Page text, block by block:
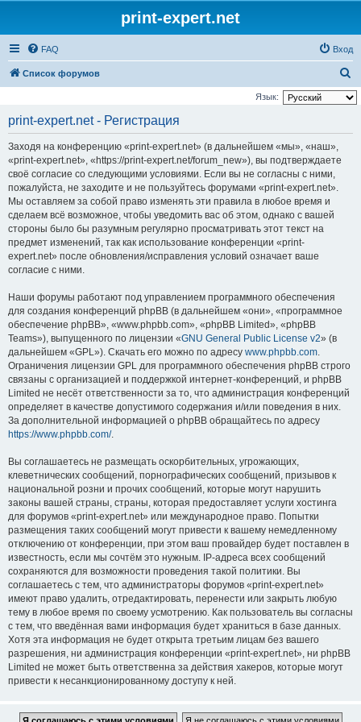
print-expert.net
FAQ Вход
Список форумов
о
Язык:
print-expert.net - Регистрация
Заходя на конференцию «print-expert.net» (в дальнейшем «мы», «наш»,
«print-expert.net», «https://print-expert.net/forum_new»), вы подтверждаете
своё согласие со следующими условиями. Если вы не согласны с ними,
пожалуйста, не заходите и не пользуйтесь форумами «print-expert.net».
Мы оставляем за собой право изменять эти правила в любое время и
сделаем всё возможное, чтобы уведомить вас об этом, однако с вашей
стороны было бы разумным регулярно просматривать этот текст на
предмет изменений, так как использование конференции «print-
expert.net» после обновления/исправления условий означает ваше
согласие с ними.
Наши форумы работают под управлением программного обеспечения
для создания конференций phpBB (в дальнейшем «они», «программное
обеспечение phpBB», «www.phpbb.com», «phpBB Limited», «phpBB
Teams»), выпущенного по лицензии «GNU General Public License v2» (в
дальнейшем «GPL»). Скачать его можно по адресу www.phpbb.com.
Ограничения лицензии GPL для программного обеспечения phpBB строго
связаны с организацией и поддержкой интернет-конференций, и phpBB
Limited не несёт ответственности за то, что администрация конференций
определяет в качестве допустимого содержания и/или поведения в них.
За дополнительной информацией о phpBB обращайтесь по адресу
https://www.phpbb.com/.
Вы соглашаетесь не размещать оскорбительных, угрожающих,
клеветнических сообщений, порнографических сообщений, призывов к
национальной розни и прочих сообщений, которые могут нарушить
законы вашей страны, страны, которая предоставляет услуги хостинга
для форумов «print-expert.net» или международное право. Попытки
размещения таких сообщений могут привести к вашему немедленному
отключению от конференции, при этом ваш провайдер будет поставлен в
известность, если мы сочтём это нужным. IP-адреса всех сообщений
сохраняются для возможности проведения такой политики. Вы
соглашаетесь с тем, что администраторы форумов «print-expert.net»
имеют право удалить, отредактировать, перенести или закрыть любую
тему в любое время по своему усмотрению. Как пользователь вы согласны
с тем, что введённая вами информация будет храниться в базе данных.
Хотя эта информация не будет открыта третьим лицам без вашего
разрешения, ни администрация конференции «print-expert.net», ни phpBB
Limited не может быть ответственна за действия хакеров, которые могут
привести к несанкционированному доступу к ней.